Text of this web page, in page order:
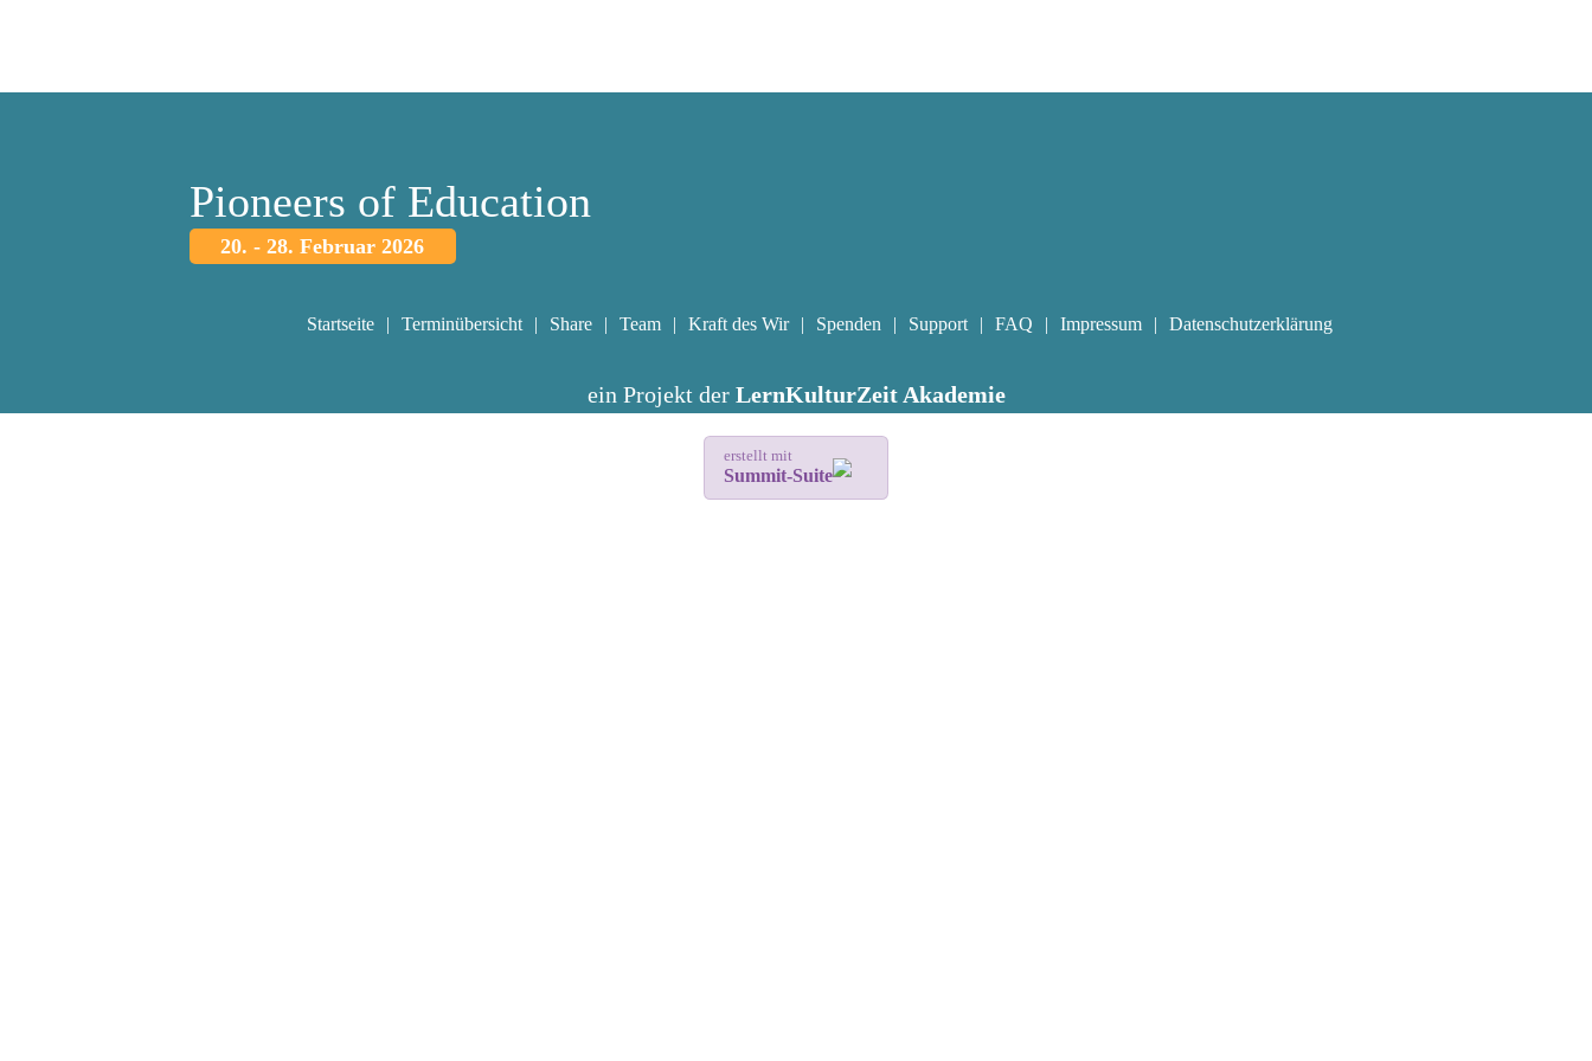
Pioneers of Education
20. - 28. Februar 2026
Startseite Terminübersicht Share Team Kraft des Wir Spenden Support FAQ Impressum Datenschutzerklärung
ein Projekt der LernKulturZeit Akademie
erstellt mit
Summit-Suite